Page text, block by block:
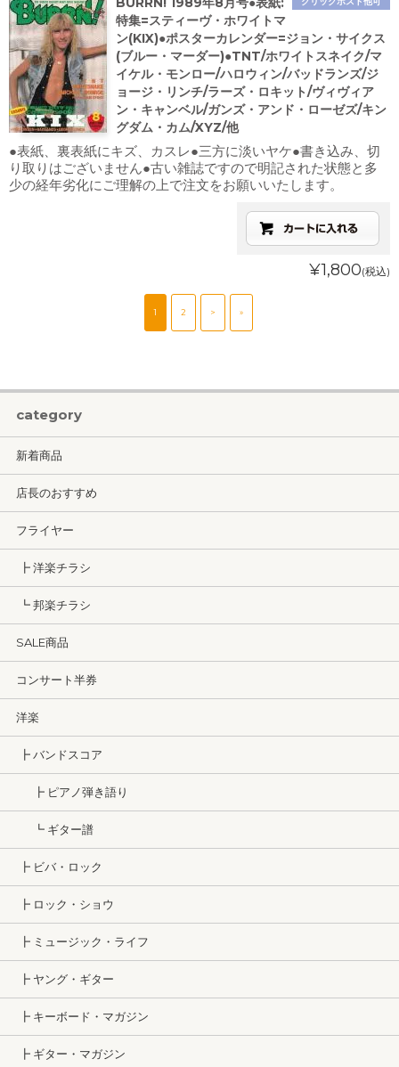
特集=スティーヴ・ホワイトマ
ン(KIX)●ポスターカレンダー=ジョン・サイクス
(ブルー・マーダー)●TNT/ホワイトスネイク/マ
イケル・モンロー/ハロウィン/バッドランズ/ジ
ョージ・リンチ/ラーズ・ロキット/ヴィヴィア
ン・キャンベル/ガンズ・アンド・ローゼズ/キン
グダム・カム/XYZ/他
●表紙、裏表紙にキズ、カスレ●三方に淡いヤケ●書き込み、切
り取りはございません●古い雑誌ですので明記された状態と多
少の経年劣化にご理解の上で注文をお願いいたします。
¥1,800(税込)
1 2 > »
category
新着商品
店長のおすすめ
フライヤー
┣ 洋楽チラシ
┗ 邦楽チラシ
SALE商品
コンサート半券
洋楽
┣ バンドスコア
┣ ピアノ弾き語り
┗ ギター譜
┣ ビバ・ロック
┣ ロック・ショウ
┣ ミュージック・ライフ
┣ ヤング・ギター
┣ キーボード・マガジン
┣ ギター・マガジン